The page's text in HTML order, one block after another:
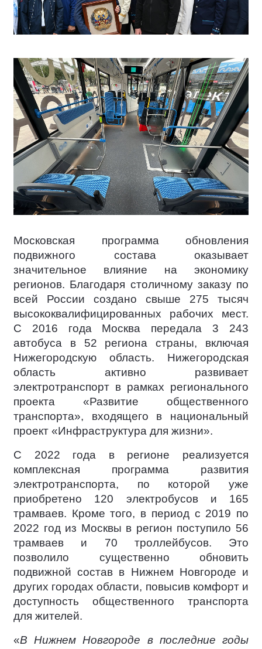
Московская программа обновления
подвижного состава оказывает
значительное влияние на экономику
регионов. Благодаря столичному заказу по
всей России создано свыше 275 тысяч
высококвалифицированных рабочих мест.
С 2016 года Москва передала 3 243
автобуса в 52 региона страны, включая
Нижегородскую область. Нижегородская
область активно развивает
электротранспорт в рамках регионального
проекта «Развитие общественного
транспорта», входящего в национальный
проект «Инфраструктура для жизни».
С 2022 года в регионе реализуется
комплексная программа развития
электротранспорта, по которой уже
приобретено 120 электробусов и 165
трамваев. Кроме того, в период с 2019 по
2022 год из Москвы в регион поступило 56
трамваев и 70 троллейбусов. Это
позволило существенно обновить
подвижной состав в Нижнем Новгороде и
других городах области, повысив комфорт и
доступность общественного транспорта
для жителей.
«В Нижнем Новгороде в последние годы